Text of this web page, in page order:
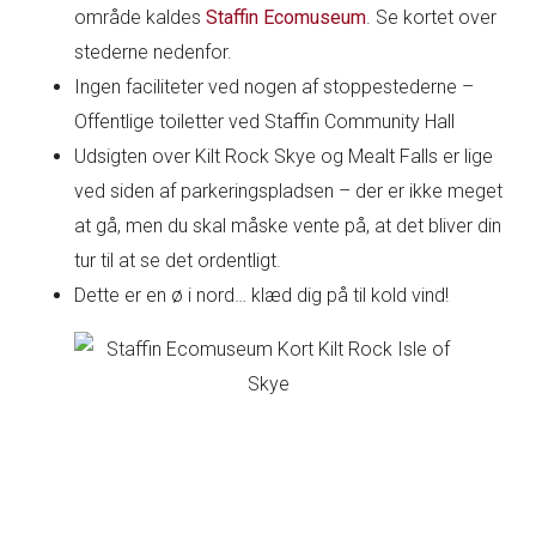
område kaldesStaffin Ecomuseum . Se kortet over
stederne nedenfor.
Ingen faciliteter ved nogen af stoppestederne –
Offentlige toiletter ved Staffin Community Hall
Udsigten over Kilt Rock Skye og Mealt Falls er lige
ved siden af parkeringspladsen – der er ikke meget
at gå, men du skal måske vente på, at det bliver din
tur til at se det ordentligt.
Dette er en ø i nord… klæd dig på til kold vind!